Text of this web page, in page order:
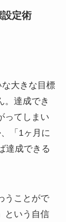
定術
大きな目標
。達成でき
ってしまい
「1ヶ月に
達成できる
うことがで
という自信